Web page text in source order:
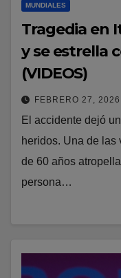
MUNDIALES
Tragedia en
y se estrella
(VIDEOS)
FEBRERO 27, 2026
El accidente dejó
heridos. Una de las
de 60 años
persona…